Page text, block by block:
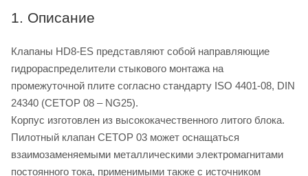
1. Описание
Клапаны HD8-ES представляют собой направляющие
гидрораспределители стыкового монтажа на
промежуточной плите согласно стандарту ISO 4401-08, DIN
24340 (CETOP 08 – NG25).
Корпус изготовлен из высококачественного литого блока.
Пилотный клапан CETOP 03 может оснащаться
взаимозаменяемыми металлическими электромагнитами
постоянного тока, применимыми также с источником